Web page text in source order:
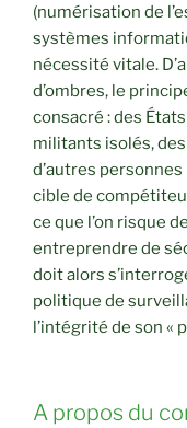
(numérisation de
systèmes
nécessité vitale.
d’ombres, le
consacré : des
militants isolés,
d’autres
cible de
ce que l’on risque
entreprendre de
doit alors
politique de
l’intégrité de son «
A propos du